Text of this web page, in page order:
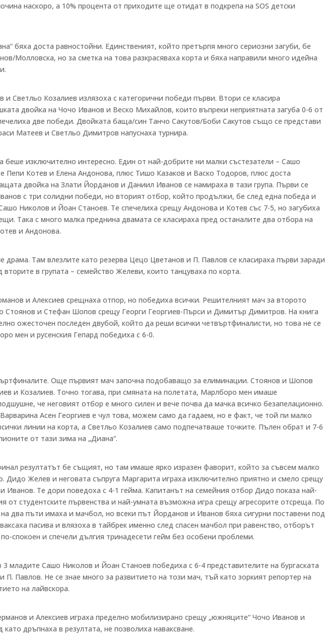
наскоро, а 10% процента от приходите ще отидат в подкрепа на SOS детски
бяха доста равностойни. Единственият, който претърпя много сериозни загуби, бе
Молловска, но за сметка на това разкрасяваха корта и бяха направили много идейна
и Светльо Козалиев излязоха с категорични победи първи. Втори се класира
двойка на Чочо Иванов и Веско Михайлов, които въпреки неприятната загуба 0-6 от
две победи. Двойката баща/син Танчо Сакутов/Боби Сакутов също се представи
Матеев и Светльо Димитров напуснаха турнира.
беше изключително интересно. Един от най-добрите ни малки състезатели – Сашо
Пепи Котев и Елена Андонова, плюс Тишо Казаков и Васко Тодоров, плюс доста
двойка на Злати Йорданов и Даниил Иванов се намираха в тази група. Първи се
с три солидни победи, но вторият отбор, който продължи, бе след една победа и
Николов и Йоан Станоев. Те спечелиха срещу Андонова и Котев със 7-5, но загубиха
Така с много малка преднина двамата се класираха пред останалите два отбора на
и Андонова.
драма. Там влезлите като резерва Цецо Цветанов и П. Павлов се класираха първи заради
вторите в групата – семейство Желеви, които танцуваха по корта.
и Алексиев срещнаха отпор, но победиха всички. Решителният мач за второто
Стоянов и Стефан Шопов срещу Георги Георгиев-Пърси и Димитър Димитров. На книга
ожесточен последен двубой, който да реши всички четвъртфиналисти, но това не се
мен и русенския Гепард победиха с 6-0.
Още първият мач започна подобаващо за елиминации. Стоянов и Шопов
и Козалиев. Точно тогава, при смяната на полетата, Марлборо мен имаше
че неговият отбор е много силен и вече почва да мачка всичко безапелационно.
Асен Георгиев е чул това, можем само да гадаем, но е факт, че той пи малко
линии на корта, а Светльо Козалиев само подпечатваше точките. Пълен обрат и 7-6
от тази зима на „Диана“.
резултатът бе същият, но там имаше ярко изразен фаворит, който за съвсем малко
Дидо Желев и неговата съпруга Маргарита играха изключително приятно и смело срещу
Иванов. Те дори поведоха с 4-1 гейма. Капитанът на семейния отбор Дидо показа най-
от студентските първенства и най-умната възможна игра срещу агресорите отсреща. По
два пъти имаха и мачбол, но всеки път Йорданов и Иванов бяха сигурни поставени под
пасива и влязоха в тайбрек именно след спасен мачбол при равенство, отборът
спокоен и спечели дългия тринадесети гейм без особени проблеми.
младите Сашо Николов и Йоан Станоев победиха с 6-4 представителите на бургаската
Павлов. Не се знае много за развитието на този мач, тъй като зоркият репортер на
на лайвскора.
и Алексиев играха пределно мобилизирано срещу „южняците“ Чочо Иванов и
дръпнаха в резултата, не позволиха наваксване.